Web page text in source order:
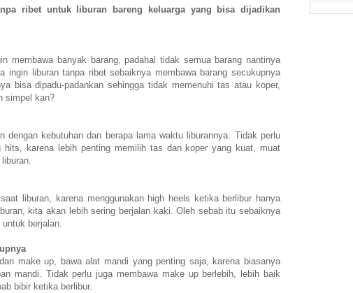
ribet untuk liburan bareng keluarga yang bisa dijadikan
membawa banyak barang, padahal tidak semua barang nantinya
ingin liburan tanpa ribet sebaiknya membawa barang secukupnya
bisa dipadu-padankan sehingga tidak memenuhi tas atau koper,
simpel kan?
dengan kebutuhan dan berapa lama waktu liburannya. Tidak perlu
hits, karena lebih penting memilih tas dan koper yang kuat, muat
liburan, karena menggunakan high heels ketika berlibur hanya
kita akan lebih sering berjalan kaki. Oleh sebab itu sebaiknya
berjalan.
make up, bawa alat mandi yang penting saja, karena biasanya
mandi. Tidak perlu juga membawa make up berlebih, lebih baik
bibir ketika berlibur.